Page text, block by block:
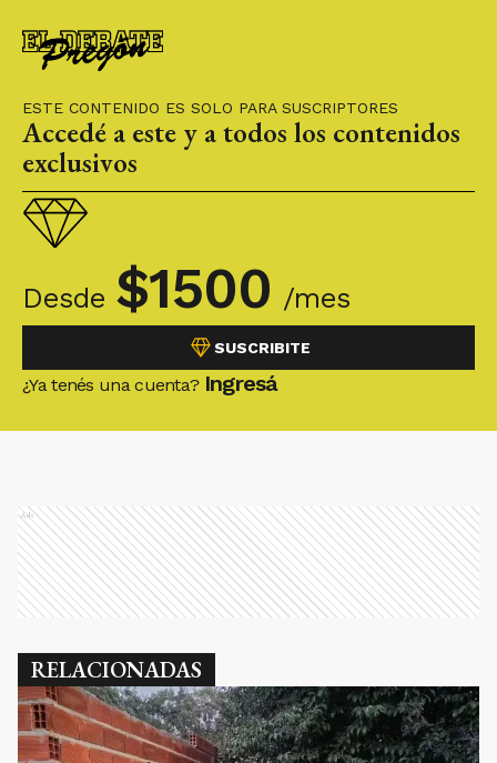
ESTE CONTENIDO ES SOLO PARA SUSCRIPTORES
Accedé a este y a todos los contenidos
exclusivos
Desde $1500 /mes
SUSCRIBITE
¿Ya tenés una cuenta? Ingresá
Ads
RELACIONADAS